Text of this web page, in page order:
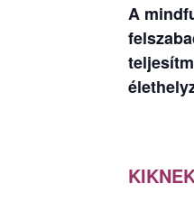
A